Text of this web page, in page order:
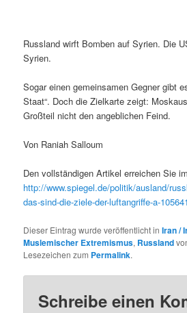
Russland wirft Bomben auf Syrien. Die
Syrien.
Sogar einen gemeinsamen Gegner gibt
Staat“. Doch die Zielkarte zeigt:
Großteil nicht den angeblichen Feind.
Von Raniah Salloum
Den vollständigen Artikel erreichen Sie
http://www.spiegel.de/politik/ausland/
das-sind-die-ziele-der-luftangriffe-a-
Dieser Eintrag wurde veröffentlicht inIran /
Muslemischer Extremismus, Russland
Lesezeichen zum Permalink.
Schreibe einen